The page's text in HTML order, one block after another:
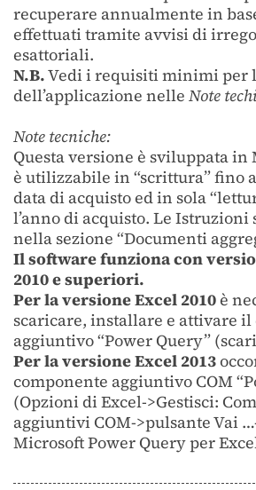
recuperare annualmente in
effettuati tramite avvisi di
esattoriali.
N.B.Vedi i requisiti minimi per
dell’applicazione nelle Note
Note tecniche:
Questa versione è sviluppata in
è utilizzabile in “scrittura” fino
data di acquisto ed in sola
l’anno di acquisto. Le
nella sezione “Documenti
Il software funziona con
2010 e superiori.
Per la versione Excel 2010è
scaricare, installare e attivare il
aggiuntivo “Power Query”
Per la versione Excel 2013
componente aggiuntivo COM
(Opzioni di Excel->Gestisci:
aggiuntivi COM->pulsante Vai
Microsoft Power Query per